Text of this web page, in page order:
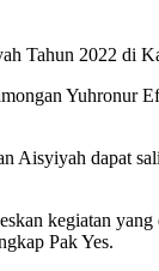
Tahun 2022 di
Yuhronur
Aisyiyah dapat
kegiatan
Pak Yes.